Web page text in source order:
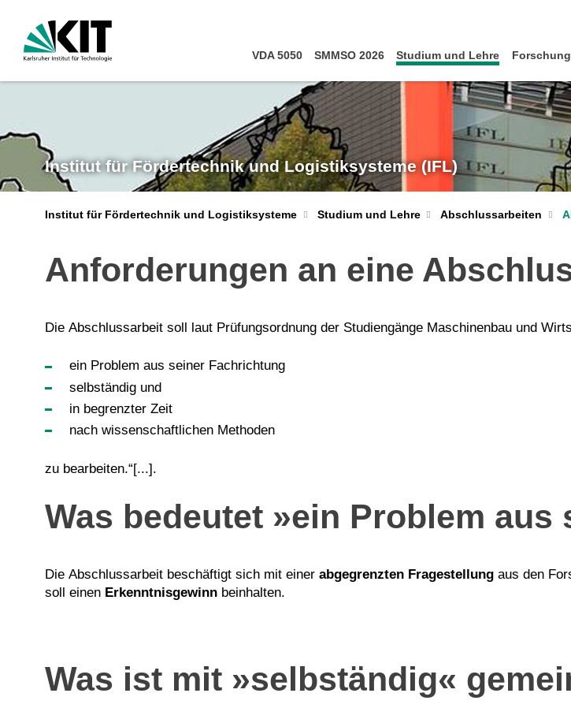
VDA 5050 SMMSO 2026 Studium und Lehre Forschung
Institut für Fördertechnik und Logistiksysteme (IFL)
Institut für Fördertechnik und Logistiksysteme Studium und Lehre Abschlussarbeiten
Anforderungen an eine
Die Abschlussarbeit soll laut Prüfungsordnung der Studiengänge Maschinenbau und
ein Problem aus seiner Fachrichtung
selbständig und
in begrenzter Zeit
nach wissenschaftlichen Methoden
zu bearbeiten.“[...].
Was bedeutet »ein Problem
Die Abschlussarbeit beschäftigt sich mit einer abgegrenzten Fragestellung aus den
soll einen Erkenntnisgewinn beinhalten.
Was ist mit »selbständig«